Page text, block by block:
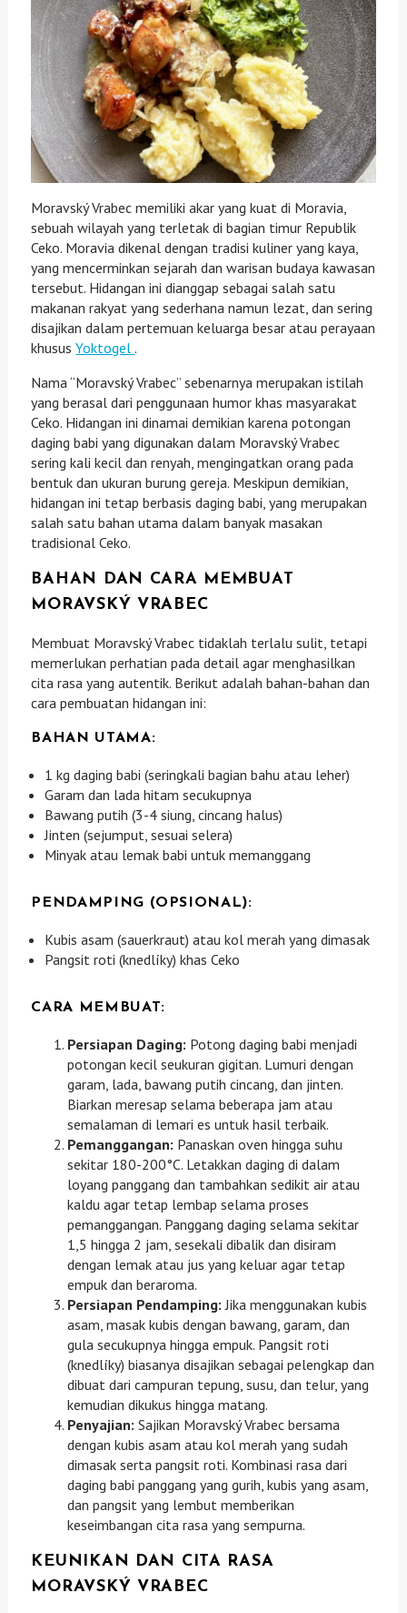
Moravský Vrabec memiliki akar yang kuat di Moravia,
sebuah wilayah yang terletak di bagian timur Republik
Ceko. Moravia dikenal dengan tradisi kuliner yang kaya,
yang mencerminkan sejarah dan warisan budaya kawasan
tersebut. Hidangan ini dianggap sebagai salah satu
makanan rakyat yang sederhana namun lezat, dan sering
disajikan dalam pertemuan keluarga besar atau perayaan
khususYoktogel.
Nama “Moravský Vrabec” sebenarnya merupakan istilah
yang berasal dari penggunaan humor khas masyarakat
Ceko. Hidangan ini dinamai demikian karena potongan
daging babi yang digunakan dalam Moravský Vrabec
sering kali kecil dan renyah, mengingatkan orang pada
bentuk dan ukuran burung gereja. Meskipun demikian,
hidangan ini tetap berbasis daging babi, yang merupakan
salah satu bahan utama dalam banyak masakan
tradisional Ceko.
BAHAN DAN CARA MEMBUAT
MORAVSKÝ VRABEC
Membuat Moravský Vrabec tidaklah terlalu sulit, tetapi
memerlukan perhatian pada detail agar menghasilkan
cita rasa yang autentik. Berikut adalah bahan-bahan dan
cara pembuatan hidangan ini:
BAHAN UTAMA:
1 kg daging babi (seringkali bagian bahu atau leher)
Garam dan lada hitam secukupnya
Bawang putih (3-4 siung, cincang halus)
Jinten (sejumput, sesuai selera)
Minyak atau lemak babi untuk memanggang
PENDAMPING (OPSIONAL):
Kubis asam (sauerkraut) atau kol merah yang dimasak
Pangsit roti (knedlíky) khas Ceko
CARA MEMBUAT:
Persiapan Daging: Potong daging babi menjadi
potongan kecil seukuran gigitan. Lumuri dengan
garam, lada, bawang putih cincang, dan jinten.
Biarkan meresap selama beberapa jam atau
semalaman di lemari es untuk hasil terbaik.
Pemanggangan: Panaskan oven hingga suhu
sekitar 180-200°C. Letakkan daging di dalam
loyang panggang dan tambahkan sedikit air atau
kaldu agar tetap lembap selama proses
pemanggangan. Panggang daging selama sekitar
1,5 hingga 2 jam, sesekali dibalik dan disiram
dengan lemak atau jus yang keluar agar tetap
empuk dan beraroma.
Persiapan Pendamping: Jika menggunakan kubis
asam, masak kubis dengan bawang, garam, dan
gula secukupnya hingga empuk. Pangsit roti
(knedlíky) biasanya disajikan sebagai pelengkap dan
dibuat dari campuran tepung, susu, dan telur, yang
kemudian dikukus hingga matang.
Penyajian: Sajikan Moravský Vrabec bersama
dengan kubis asam atau kol merah yang sudah
dimasak serta pangsit roti. Kombinasi rasa dari
daging babi panggang yang gurih, kubis yang asam,
dan pangsit yang lembut memberikan
keseimbangan cita rasa yang sempurna.
KEUNIKAN DAN CITA RASA
MORAVSKÝ VRABEC